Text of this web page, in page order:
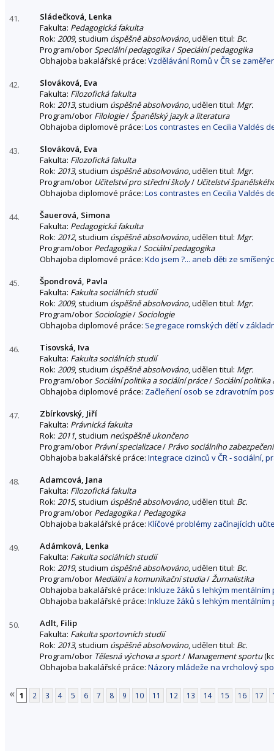
41.
Sládečková, Lenka
Fakulta: Pedagogická fakulta
Rok: 2009, studium úspěšně absolvováno, udělen titul: Bc.
Program/oborSpeciální pedagogika/Speciální pedagogika
Obhajoba bakalářské práce: Vzdělávání Romů v ČR se
42.
Slováková, Eva
Fakulta: Filozofická fakulta
Rok: 2013, studium úspěšně absolvováno, udělen titul: Mgr.
Program/obor Filologie/Španělský jazyk a literatura
Obhajoba diplomové práce: Los contrastes en Cecilia Valdés
43.
Slováková, Eva
Fakulta: Filozofická fakulta
Rok: 2013, studium úspěšně absolvováno, udělen titul: Mgr.
Program/obor Učitelství pro střední školy/ Učitelství
Obhajoba diplomové práce: Los contrastes en Cecilia Valdés
44.
Šauerová, Simona
Fakulta: Pedagogická fakulta
Rok: 2012, studium úspěšně absolvováno, udělen titul: Mgr.
Program/obor Pedagogika/Sociální pedagogika
Obhajoba diplomové práce: Kdo jsem ?... aneb děti ze
45.
Špondrová, Pavla
Fakulta: Fakulta sociálních studií
Rok: 2009, studium úspěšně absolvováno, udělen titul: Mgr.
Program/oborSociologie/Sociologie
Obhajoba diplomové práce: Segregace romských dětí v
46.
Tisovská, Iva
Fakulta: Fakulta sociálních studií
Rok: 2009, studium úspěšně absolvováno, udělen titul: Mgr.
Program/oborSociální politika a sociální práce/Sociální politika
Obhajoba diplomové práce: Začleňení osob se zdravotním
47.
Zbírkovský, Jiří
Fakulta: Právnická fakulta
Rok: 2011, studium neúspěšně ukončeno
Program/obor Právní specializace/ Právo sociálního zabezpečení
Obhajoba bakalářské práce: Integrace cizinců v ČR - sociální,
48.
Adamcová, Jana
Fakulta: Filozofická fakulta
Rok: 2015, studium úspěšně absolvováno, udělen titul: Bc.
Program/obor Pedagogika/ Pedagogika
Obhajoba bakalářské práce: Klíčové problémy začínajících
49.
Adámková, Lenka
Fakulta: Fakulta sociálních studií
Rok: 2019, studium úspěšně absolvováno, udělen titul: Bc.
Program/obor Mediální a komunikační studia/Žurnalistika
Obhajoba bakalářské práce: Inkluze žáků s lehkým
Obhajoba bakalářské práce: Inkluze žáků s lehkým
50.
Adlt, Filip
Fakulta: Fakulta sportovních studií
Rok: 2013, studium úspěšně absolvováno, udělen titul: Bc.
Program/obor Tělesná výchova a sport/ Management sportu
Obhajoba bakalářské práce: Názory mládeže na vrcholový
« 1 2 3 4 5 6 7 8 9 10 11 12 13 14 15 16 17